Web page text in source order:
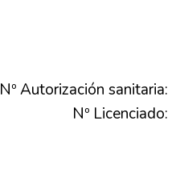
Nº Autorización sanitaria:
Nº Licenciado: